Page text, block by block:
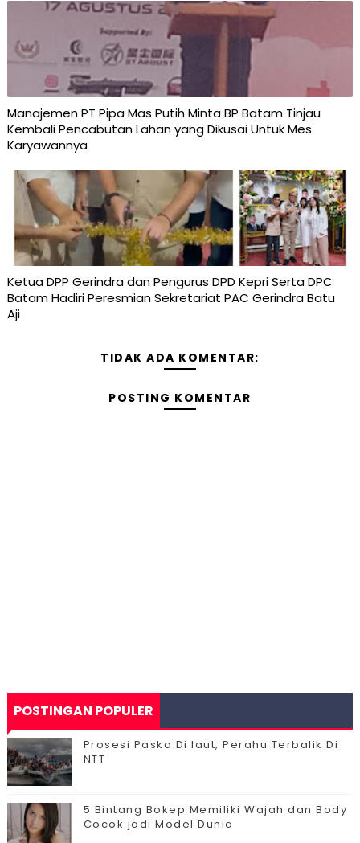
Manajemen PT Pipa Mas Putih Minta BP Batam Tinjau
Kembali Pencabutan Lahan yang Dikusai Untuk Mes
Karyawannya
Ketua DPP Gerindra dan Pengurus DPD Kepri Serta DPC
Batam Hadiri Peresmian Sekretariat PAC Gerindra Batu
Aji
TIDAK ADA KOMENTAR:
POSTING KOMENTAR
POSTINGAN POPULER
Prosesi Paska Di laut, Perahu Terbalik Di
NTT
5 Bintang Bokep Memiliki Wajah dan Body
Cocok jadi Model Dunia